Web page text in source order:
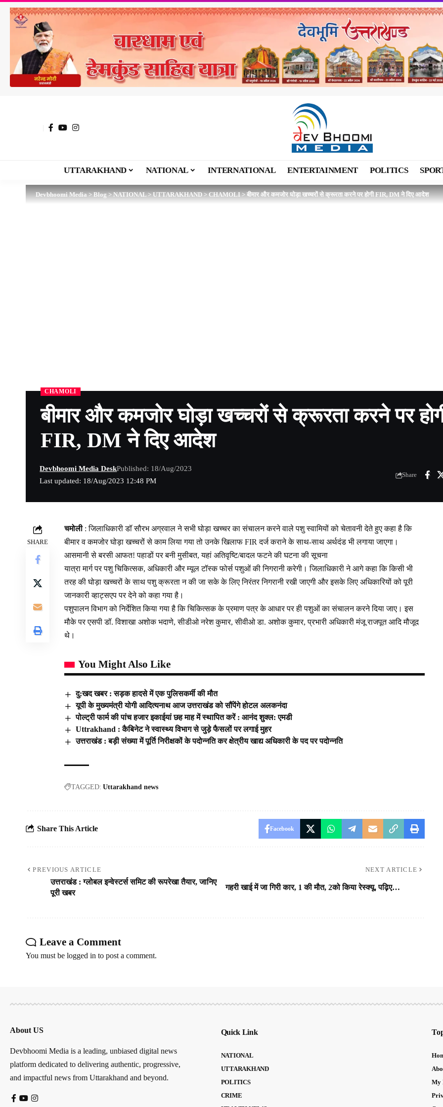
UTTARAKHAND NATIONAL INTERNATIONAL ENTERTAINMENT POLITICS
Devbhoomi Media>Blog>NATIONAL>UTTARAKHAND>CHAMOLI>बीमार और कमजोर घोड़ा खच्चरों से क्रूरता करने पर होगी FIR, DM ने दिए आदेश
CHAMOLI
बीमार और कमजोर घोड़ा खच्चरों से क्रूरता करने पर
FIR, DM ने दिए आदेश
Last updated: 18/Aug/2023 12:48 PM
Devbhoomi Media DeskPublished: 18/Aug/2023
Share
SHARE
चमोली: जिलाधिकारी डॉ सौरभ अग्रवाल ने सभी घोड़ा खच्चर का संचालन करने वाले पशु स्वामियों को चेतावनी देते हुए कहा है कि
बीमार व कमजोर घोड़ा खच्चरों से काम लिया गया तो उनके खिलाफ FIR दर्ज कराने के साथ-साथ अर्थदंड भी लगाया जाएगा।
आसमानी से बरसी आफत! पहाडों पर बनी मुसीबत, यहां अतिवृष्टि/बादल फटने की घटना की सूचना
यात्रा मार्ग पर पशु चिकित्सक, अधिकारी और म्यूल टॉस्क फोर्स पशुओं की निगरानी करेगी। जिलाधिकारी ने आगे कहा कि किसी भी
तरह की घोड़ा खच्चरों के साथ पशु क्रूरता न की जा सके के लिए निरंतर निगरानी रखी जाएगी और इसके लिए अधिकारियों को पूरी
जानकारी व्हाट्सएप पर देने को कहा गया है।
पशुपालन विभाग को निर्देशित किया गया है कि चिकित्सक के प्रमाण पत्र के आधार पर ही पशुओं का संचालन करने दिया जाए। इस
मौके पर एसपी डॉ. विशाखा अशोक भदाणे, सीडीओ नरेश कुमार, सीवीओ डा. अशोक कुमार, प्रभारी अधिकारी मंजू राजपूत आदि मौजूद
थे।
You Might Also Like
दु:खद खबर : सड़क हादसे में एक पुलिसकर्मी की मौत
यूपी के मुख्यमंत्री योगी आदित्यनाथ आज उत्तराखंड को सौंपेंगे होटल अलकनंदा
पोल्ट्री फार्म की पांच हजार इकाईयां छह माह में स्थापित करें : आनंद शुक्ल: एमडी
Uttrakhand : कैबिनेट ने स्वास्थ्य विभाग से जुड़े फैसलों पर लगाई मुहर
उत्तराखंड : बड़ी संख्या में पूर्ति निरीक्षकों के पदोन्नति कर क्षेत्रीय खाद्य अधिकारी के पद पर पदोन्नति
TAGGED: Uttarakhand news
Share This Article Facebook
PREVIOUS ARTICLE
उत्तराखंड : ग्लोबल इन्वेस्टर्स समिट की रूपरेखा तैयार, जानिए
पूरी खबर
NEXT ARTICLE
गहरी खाई में जा गिरी कार, 1 की मौत, 2को किया रेस्क्यू, पढ़िए…
Leave a Comment
You must be logged in to post a comment.
About US
Devbhoomi Media is a leading, unbiased digital news
platform dedicated to delivering authentic, progressive,
and impactful news from Uttarakhand and beyond.
Quick Link
NATIONAL
UTTARAKHAND
POLITICS
CRIME
My